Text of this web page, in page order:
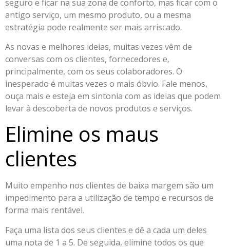
seguro e ficar na sua zona de conforto, mas ficar com o
antigo serviço, um mesmo produto, ou a mesma
estratégia pode realmente ser mais arriscado.
As novas e melhores ideias, muitas vezes vêm de
conversas com os clientes, fornecedores e,
principalmente, com os seus colaboradores. O
inesperado é muitas vezes o mais óbvio. Fale menos,
ouça mais e esteja em sintonia com as ideias que podem
levar à descoberta de novos produtos e serviços.
Elimine os maus
clientes
Muito empenho nos clientes de baixa margem são um
impedimento para a utilização de tempo e recursos de
forma mais rentável.
Faça uma lista dos seus clientes e dê a cada um deles
uma nota de 1 a 5. De seguida, elimine todos os que